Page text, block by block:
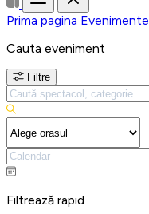
Prima pagina Evenimente
Cauta eveniment
Filtre
Filtrează rapid